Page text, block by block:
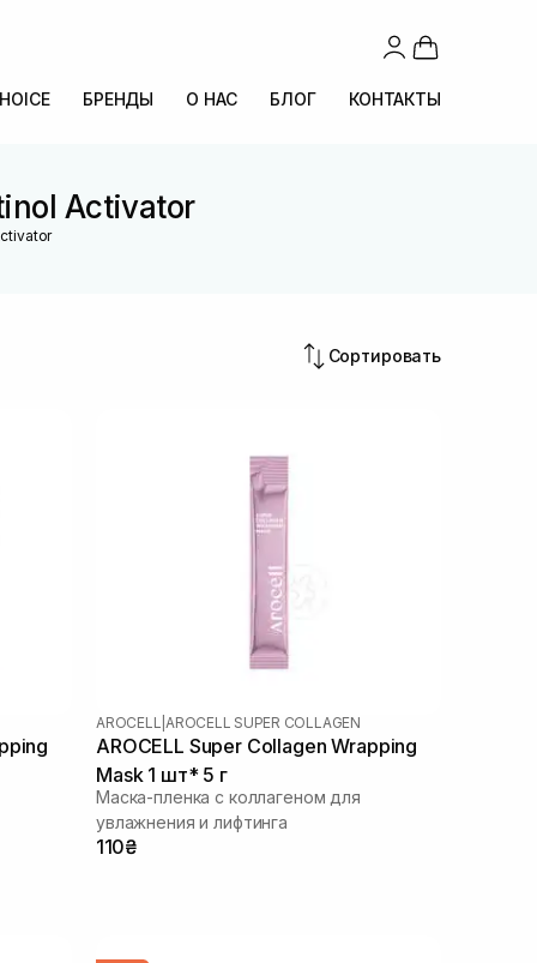
БРЕНДЫ О НАС БЛОГ КОНТАКТЫ
Activator
Сортировать
AROCELL AROCELL SUPER COLLAGEN
AROCELL Super Collagen Wrapping
Mask 1 шт* 5 г
Маска-пленка с коллагеном для
увлажнения и лифтинга
110₴